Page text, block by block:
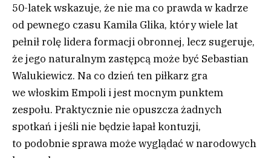
50-latek wskazuje, że nie ma co prawda w kadrze
od pewnego czasu Kamila Glika, który wiele lat
pełnił rolę lidera formacji obronnej, lecz sugeruje,
że jego naturalnym zastępcą może być Sebastian
Walukiewicz. Na co dzień ten piłkarz gra
we włoskim Empoli i jest mocnym punktem
zespołu. Praktycznie nie opuszcza żadnych
spotkań i jeśli nie będzie łapał kontuzji,
to podobnie sprawa może wyglądać w narodowych